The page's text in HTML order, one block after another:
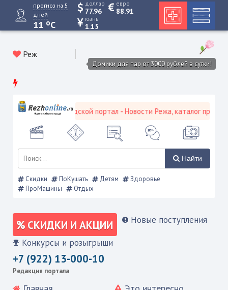
прогноз на 5
дней
11 oC
доллар
77.96
евро
88.91
юань
1.15
Реж
Домики для пар от 3000 рублей в сутки!
Режевской городской портал - Новости Режа, каталог
Найти
Скидки ПоКушать Детям
Здоровье
ПроМашины
Отдых
СКИДКИ И АКЦИИ Новые поступления
Конкурсы и розыгрыши
+7 (922) 13-000-10
Редакция портала